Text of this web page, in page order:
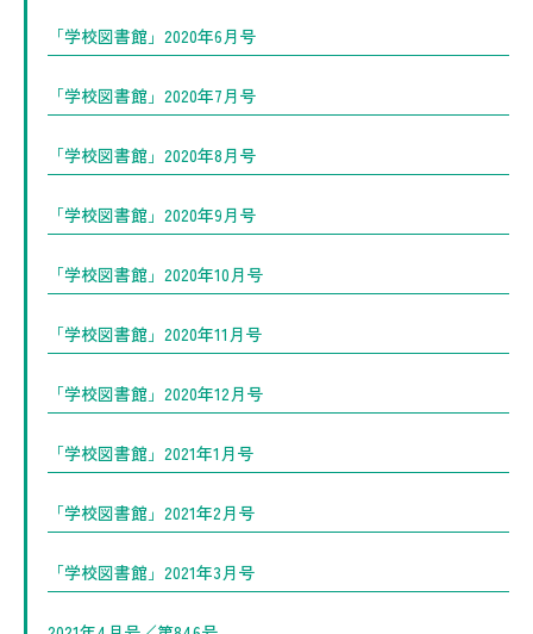
「学校図書館」2020年6月号
「学校図書館」2020年7月号
「学校図書館」2020年8月号
「学校図書館」2020年9月号
「学校図書館」2020年10月号
「学校図書館」2020年11月号
「学校図書館」2020年12月号
「学校図書館」2021年1月号
「学校図書館」2021年2月号
「学校図書館」2021年3月号